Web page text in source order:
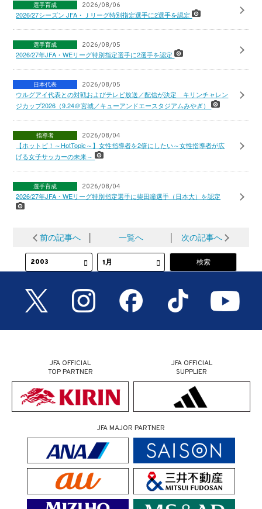
選手育成 2026/08/06
2026/27シーズン JFA・Ｊリーグ特別指定選手に2選手を認定
選手育成 2026/08/05
2026/27年JFA・WEリーグ特別指定選手に2選手を認定
日本代表 2026/08/05
ウルグアイ代表との対戦およびテレビ放送／配信が決定 キリンチャレン
ジカップ2026（9.24＠宮城／キューアンドエースタジアムみやぎ）
指導者 2026/08/04
【ホットピ！～HotTopic～】女性指導者を2倍にしたい～女性指導者が広
げる女子サッカーの未来～
選手育成 2026/08/04
2026/27年JFA・WEリーグ特別指定選手に柴田瞳選手（日本大）を認定
前の記事へ 一覧へ 次の記事へ
JFA OFFICIAL
TOP PARTNER
JFA OFFICIAL
SUPPLIER
JFA MAJOR PARTNER